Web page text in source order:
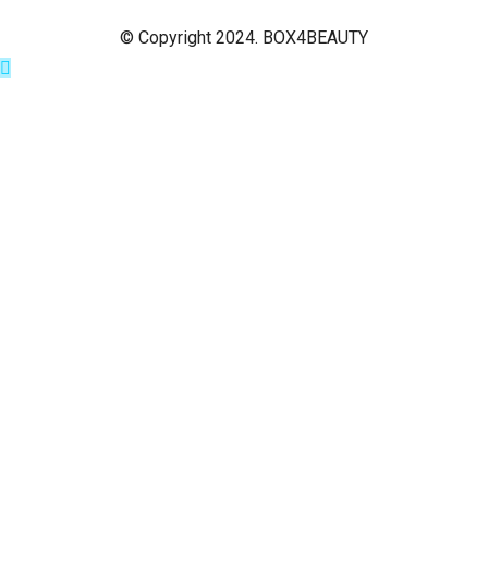
© Copyright 2024. BOX4BEAUTY